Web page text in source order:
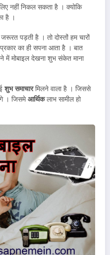
नहीं निकल सकता है । क्योकि
है ।
पड़ती है । तो दोस्तों हम चारों
का ही सपना आता है । बात
में मोबाइल देखना शुभ संकेत माना
शुभ समाचारमिलने वाला है । जिससे
। जिसमेआर्थिकलाभ सामील हो